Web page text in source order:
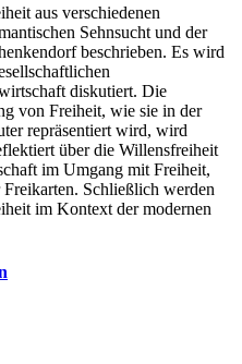
aus verschiedenen
Sehnsucht und der
beschrieben. Es wird
diskutiert. Die
von Freiheit, wie sie in der
repräsentiert wird, wird
über die Willensfreiheit
im Umgang mit Freiheit,
Schließlich werden
im Kontext der modernen